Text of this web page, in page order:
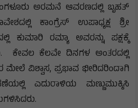
ಅರಮನೆ ಆವರಣದಲ್ಲಿ ಬೃಹತ್
ಕಾಂಗ್ರೆಸ್‍ ಉಪಾಧ್ಯಕ್ಷ ಶ್ರೀ
ಕುಮಾರಿ ರಮ್ಯಾ ಅವರನ್ನು ಪಕ್ಷಕ್ಕೆ
ಕೇವಲ ಕೆಲವೇ ದಿನಗಳ ಅಂತರದಲ್ಲಿ
ವಿಶ್ವಾಸ, ಪ್ರಭಾವ ಭೀರಿದರಿಂದಾಗಿ
ಎದುರಾಳಿಯ ಮಣ್ಣುಮುಕ್ಕಿಸಿ